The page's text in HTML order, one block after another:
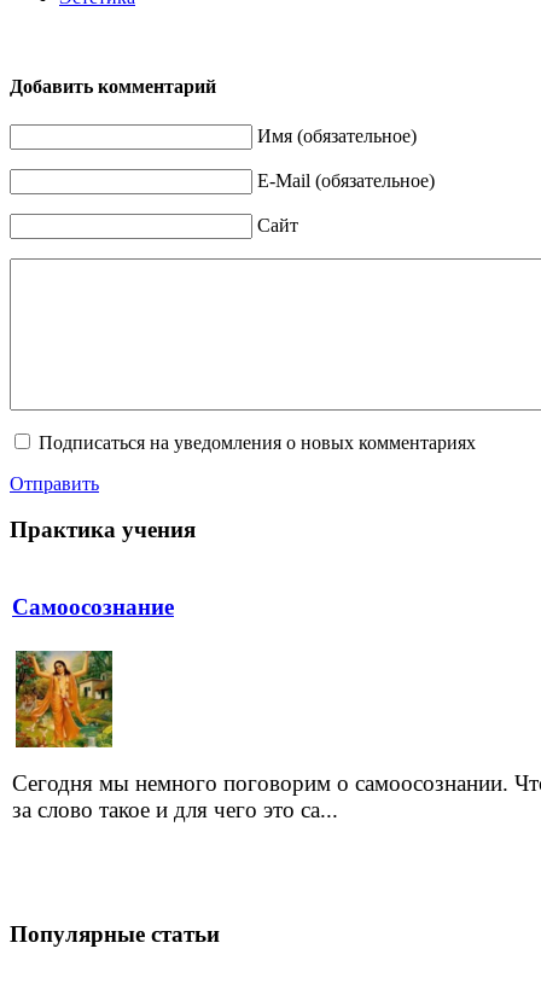
Добавить комментарий
Имя (обязательное)
E-Mail (обязательное)
Сайт
Подписаться на уведомления о новых комментариях
Отправить
Практика учения
Самоосознание
Сегодня мы немного поговорим о самоосознании.
за слово такое и для чего это са...
Популярные статьи